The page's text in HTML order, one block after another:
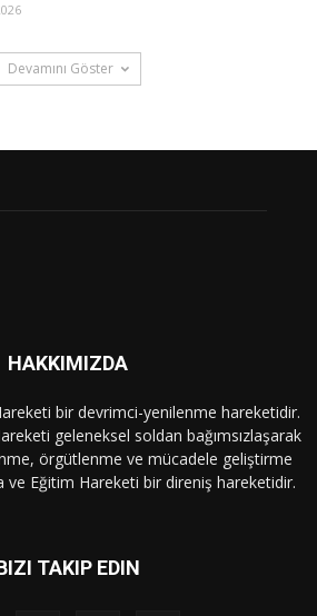
Devamını Göster
HAKKIMIZDA
bir devrimci-yenilenme hareketidir.
geleneksel soldan bağımsızlaşarak
örgütlenme ve mücadele geliştirme
ve Eğitim Hareketi bir direniş hareketidir.
TAKIP EDIN